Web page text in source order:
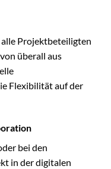
Projektbeteiligten
überall aus
Flexibilität auf der
bei den
in der digitalen